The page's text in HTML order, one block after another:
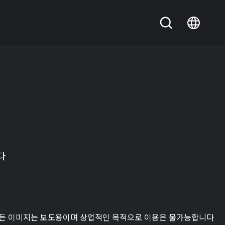
이미지는 보도용이며 상업적인 목적으로 이용은 불가능합니다